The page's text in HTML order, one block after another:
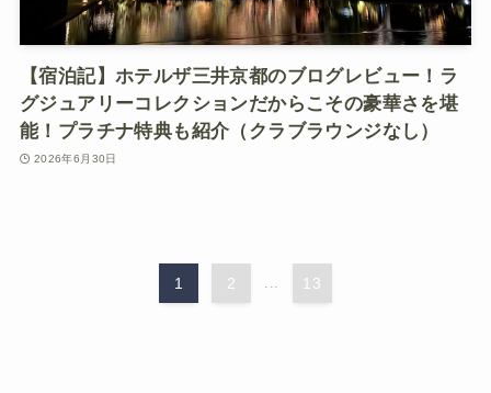
【宿泊記】ホテルザ三井京都のブログレビュー！ラ
グジュアリーコレクションだからこその豪華さを堪
能！プラチナ特典も紹介（クラブラウンジなし）
2026年6月30日
1 2 ... 13